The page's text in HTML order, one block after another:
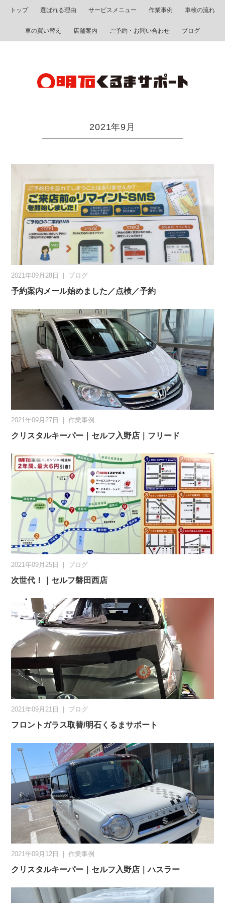
トップ 選ばれる理由 サービスメニュー 作業事例 車検の流れ
車の買い替え 店舗案内 ご予約・お問い合わせ ブログ
2021年9月
2021年09月28日 | ブログ
予約案内メール始めました／点検／予約
2021年09月27日 | 作業事例
クリスタルキーパー｜セルフ入野店｜フリード
2021年09月25日 | ブログ
次世代！｜セルフ磐田西店
2021年09月21日 | ブログ
フロントガラス取替/明石くるまサポート
2021年09月12日 | 作業事例
クリスタルキーパー｜セルフ入野店｜ハスラー